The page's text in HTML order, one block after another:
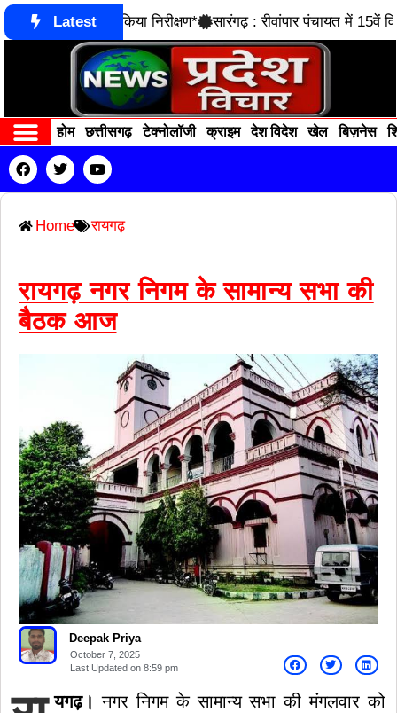
Latest
ने आरसेटी का किया निरीक्षण* सारंगढ़ : रीवांपार पंचायत में 15वें
होम छत्तीसगढ़ टेक्नोलॉजी क्राइम देश विदेश खेल बिज़नेस
RECENT POSTS
Home रायगढ़
रायगढ़ नगर निगम के सामान्य सभा की
बैठक आज
Deepak Priya
October 7, 2025
Last Updated on 8:59 pm
यगढ़। नगर निगम के सामान्य सभा की मंगलवार को